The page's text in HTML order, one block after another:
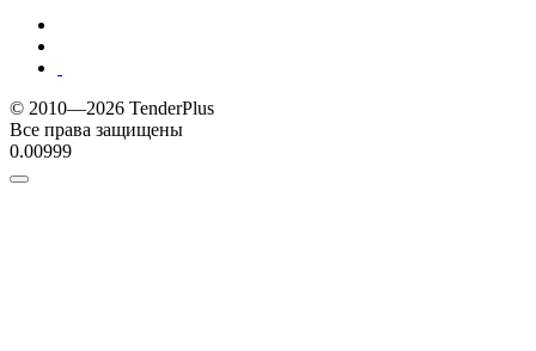
© 2010—2026 TenderPlus
Все права защищены
0.00999